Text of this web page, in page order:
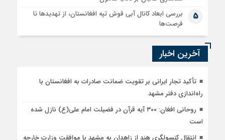
5
بررسی ابعاد کانال آبی قوش تپه افغانستان، از تهدیدها تا
فرصت‌ها
آخرین اخبار
تأکید تجار ایرانی بر تقویت ضمانت صادرات به افغانستان با
راه‌اندازی دفتر مشهد
روحانی افغان: ۳۰۰ آیه قرآن در فضیلت امام علی(ع) نازل شده
است